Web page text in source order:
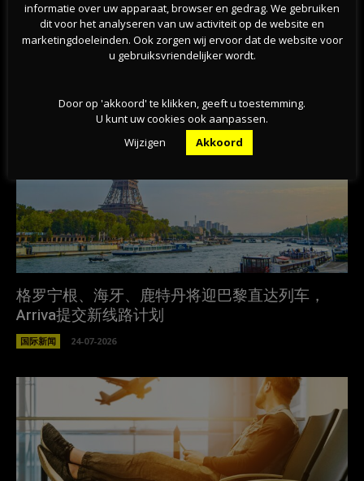
情不减
格罗宁根、海牙、鹿特丹将迎巴黎直达列车，
Arriva提交新线路计划
国际新闻 24-07-2026
informatie over uw apparaat, browser en gedrag. We gebruiken
dit voor het analyseren van uw activiteit op de website en
marketingdoeleinden. Ook zorgen wij ervoor dat de website voor
u gebruiksvriendelijker wordt.
Door op 'akkoord' te klikken, geeft u toestemming.
U kunt uw cookies ook aanpassen.
Wijzigen
Akkoord